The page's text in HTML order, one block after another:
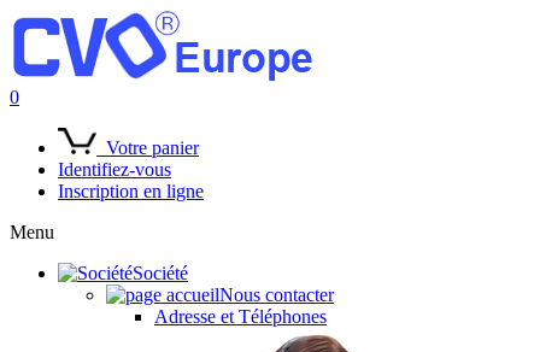
0
Votre panier
Identifiez-vous
Inscription en ligne
Menu
Société
Nous contacter
Adresse et Téléphones